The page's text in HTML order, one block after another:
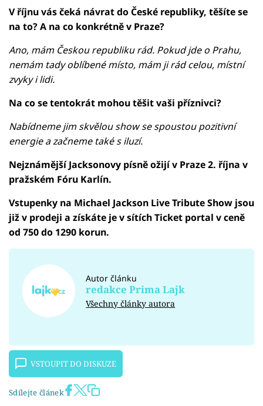
V říjnu vás čeká návrat do České republiky, těšíte se
na to? A na co konkrétně v Praze?
Ano, mám Českou republiku rád. Pokud jde o Prahu,
nemám tady oblíbené místo, mám ji rád celou, místní
zvyky i lidi.
Na co se tentokrát mohou těšit vaši příznivci?
Nabídneme jim skvělou show se spoustou pozitivní
energie a začneme také s iluzí.
Nejznámější Jacksonovy písně ožijí v Praze 2. října v
pražském Fóru Karlín.
Vstupenky na Michael Jackson Live Tribute Show jsou
již v prodeji a získáte je v sítích Ticket portal v ceně
od 750 do 1290 korun.
Autor článku
redakce Prima Lajk
Všechny články autora
VSTOUPIT DO DISKUZE
Sdílejte článek